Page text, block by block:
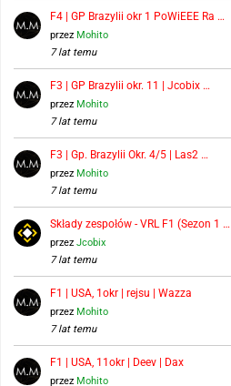
F4 | GP Brazylii okr 1 PoWiEEE Ra …
przez Mohito
7 lat temu
F3 | GP Brazylii okr. 11 | Jcobix …
przez Mohito
7 lat temu
F3 | Gp. Brazylii Okr. 4/5 | Las2 …
przez Mohito
7 lat temu
Składy zespołów - VRL F1 (Sezon 1 …
przez Jcobix
7 lat temu
F1 | USA, 1okr | rejsu | Wazza
przez Mohito
7 lat temu
F1 | USA, 11okr | Deev | Dax
przez Mohito